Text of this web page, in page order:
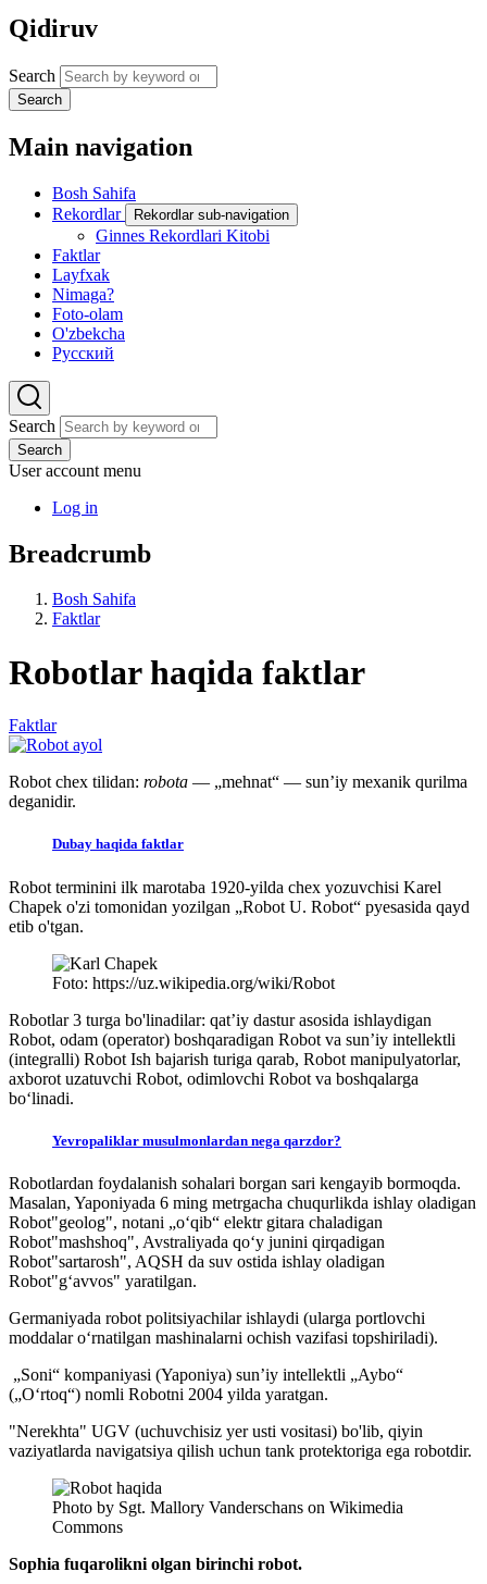
Qidiruv
Search
Search
Main navigation
Bosh Sahifa
Rekordlar
Rekordlar sub-navigation
Ginnes Rekordlari Kitobi
Faktlar
Layfxak
Nimaga?
Foto-olam
O'zbekcha
Русский
Search
Search
User account menu
Log in
Breadcrumb
Bosh Sahifa
Faktlar
Robotlar haqida faktlar
Faktlar
Robot chex tilidan: robota — „mehnat“ — sunʼiy mexanik qurilma
deganidir.
Dubay haqida faktlar
Robot terminini ilk marotaba 1920-yilda chex yozuvchisi Karel
Chapek o'zi tomonidan yozilgan „Robot U. Robot“ pyesasida qayd
etib o'tgan.
Foto: https://uz.wikipedia.org/wiki/Robot
Robotlar 3 turga bo'linadilar: qatʼiy dastur asosida ishlaydigan
Robot, odam (operator) boshqaradigan Robot va sunʼiy intellektli
(integralli) Robot Ish bajarish turiga qarab, Robot manipulyatorlar,
axborot uzatuvchi Robot, odimlovchi Robot va boshqalarga
boʻlinadi.
Yevropaliklar musulmonlardan nega qarzdor?
Robotlardan foydalanish sohalari borgan sari kengayib bormoqda.
Masalan, Yaponiyada 6 ming metrgacha chuqurlikda ishlay oladigan
Robot"geolog", notani „oʻqib“ elektr gitara chaladigan
Robot"mashshoq", Avstraliyada qoʻy junini qirqadigan
Robot"sartarosh", AQSH da suv ostida ishlay oladigan
Robot"gʻavvos" yaratilgan.
Germaniyada robot politsiyachilar ishlaydi (ularga portlovchi
moddalar oʻrnatilgan mashinalarni ochish vazifasi topshiriladi).
„Soni“ kompaniyasi (Yaponiya) sunʼiy intellektli „Aybo“
(„Oʻrtoq“) nomli Robotni 2004 yilda yaratgan.
"Nerekhta" UGV (uchuvchisiz yer usti vositasi) bo'lib, qiyin
vaziyatlarda navigatsiya qilish uchun tank protektoriga ega robotdir.
Photo by Sgt. Mallory Vanderschans on Wikimedia
Commons
Sophia fuqarolikni olgan birinchi robot.